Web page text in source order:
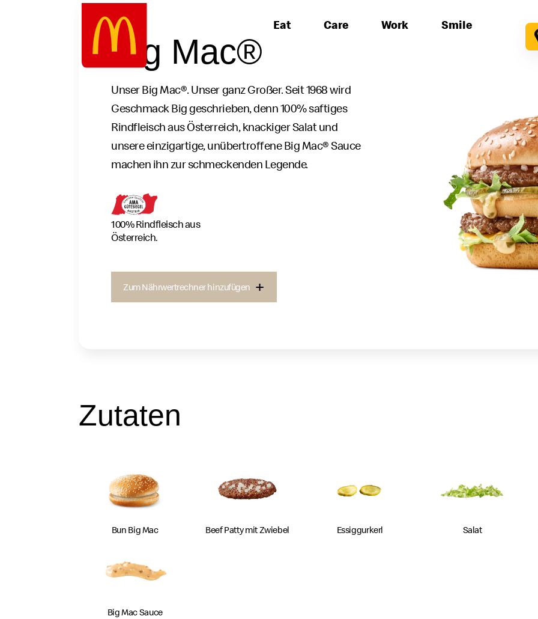
Eat Care Work Smile
Big Mac®
Unser Big Mac®. Unser ganz Großer. Seit 1968 wird
Geschmack Big geschrieben, denn 100% saftiges
Rindfleisch aus Österreich, knackiger Salat und
unsere einzigartige, unübertroffene Big Mac® Sauce
machen ihn zur schmeckenden Legende.
100% Rindfleisch aus
Österreich.
Zum Nährwertrechner hinzufügen
Zutaten
Bun Big Mac Beef Pattymit Zwiebel Essiggurkerl Salat
Big Mac Sauce